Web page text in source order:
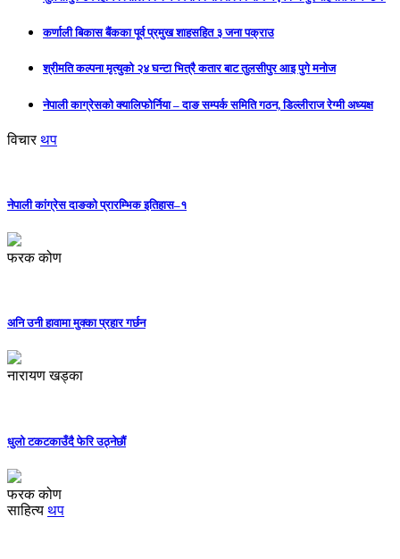
कर्णाली बिकास बैंकका पूर्व प्रमुख शाहसहित ३ जना पक्राउ
श्रीमति कल्पना मृत्युको २४ घन्टा भित्रै कतार बाट तुलसीपुर आइ पुगे मनोज
नेपाली काग्रेसको क्यालिफोर्निया – दाङ सम्पर्क समिति गठन, डिल्लीराज रेग्मी अध्यक्ष
विचार थप
नेपाली कांग्रेस दाङको प्रारम्भिक इतिहास–१
फरक कोण
अनि उनी हावामा मुक्का प्रहार गर्छन
नारायण खड्का
धुलो टकटकाउँदै फेरि उठ्नेछौं
फरक कोण
साहित्य थप